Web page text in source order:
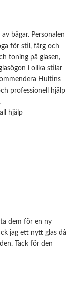
bågar. Personalen
för stil, färg och
toning på glasen,
i olika stilar
Hultins
professionell hjälp
hjälp
dem för en ny
jag ett nytt glas då
Tack för den